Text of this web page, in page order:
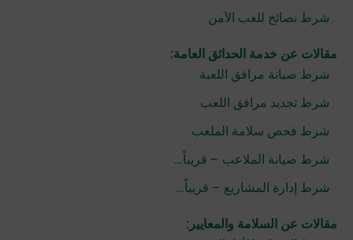
شرط نصائح للعب الآمن
مقالات عن خدمة الحدائق العامة:
شرط صيانة مرافق اللعبة
شرط تجديد مرافق اللعب
شرط فحص سلامة الملعب
شرط صيانة الملاعب – قريباً…
شرط إدارة المشاريع – قريباً…
مقالات عن السلامة والمعايير: